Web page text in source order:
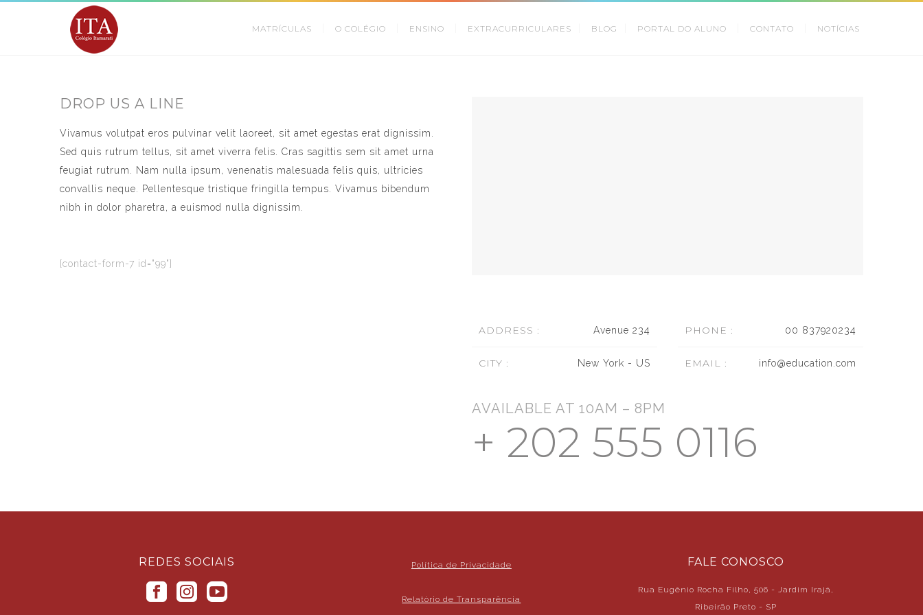
MATRÍCULAS O COLÉGIO ENSINO EXTRACURRICULARES BLOG PORTAL DO ALUNO CONTATO NOTÍCIAS
DROP US A LINE
Vivamus volutpat eros pulvinar velit laoreet, sit amet egestas erat dignissim.
Sed quis rutrum tellus, sit amet viverra felis. Cras sagittis sem sit amet urna
feugiat rutrum. Nam nulla ipsum, venenatis malesuada felis quis, ultricies
convallis neque. Pellentesque tristique fringilla tempus. Vivamus bibendum
nibh in dolor pharetra, a euismod nulla dignissim.
[contact-form-7 id="99"]
ADDRESS : Avenue 234
CITY : New York - US
PHONE : 00 837920234
EMAIL : info@education.com
AVAILABLE AT 10AM – 8PM
+ 202 555 0116
REDES SOCIAIS Política de Privacidade
Relatório de Transparência
FALE CONOSCO
Rua Eugênio Rocha Filho, 506 - Jardim Irajá,
Ribeirão Preto - SP